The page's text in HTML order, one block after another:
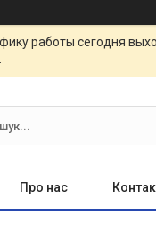
работы сегодня
Про нас